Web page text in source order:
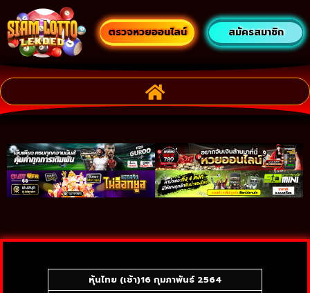
ตรวจหวยออนไลน์ สมัครสมาชิก
หุ้นไทย (เช้า)16 กุมภาพันธ์ 2564